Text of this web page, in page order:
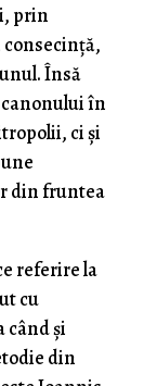
prin
Însă
în
ci și
din fruntea
referire la
cu
și
din